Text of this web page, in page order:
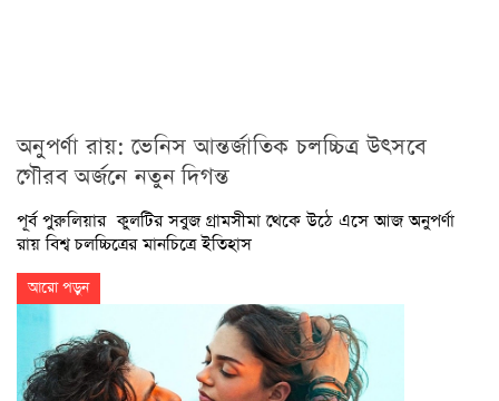
অনুপর্ণা রায়: ভেনিস আন্তর্জাতিক চলচ্চিত্র উৎসবে
গৌরব অর্জনে নতুন দিগন্ত
পূর্ব পুরুলিয়ার কুলটির সবুজ গ্রামসীমা থেকে উঠে এসে আজ অনুপর্ণা
রায় বিশ্ব চলচ্চিত্রের মানচিত্রে ইতিহাস
আরো পড়ুন